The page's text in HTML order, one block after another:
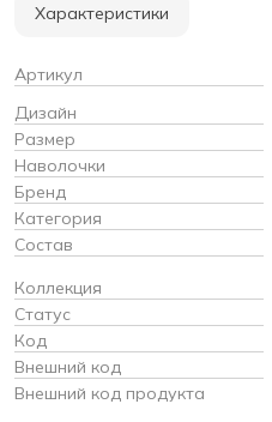
Характеристики
Артикул
Дизайн
Размер
Наволочки
Бренд
Категория
Состав
Коллекция
Статус
Код
Внешний код
Внешний код продукта